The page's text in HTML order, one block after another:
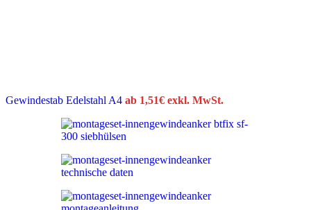
Gewindestab Edelstahl A4 ab 1,51€ exkl. MwSt.